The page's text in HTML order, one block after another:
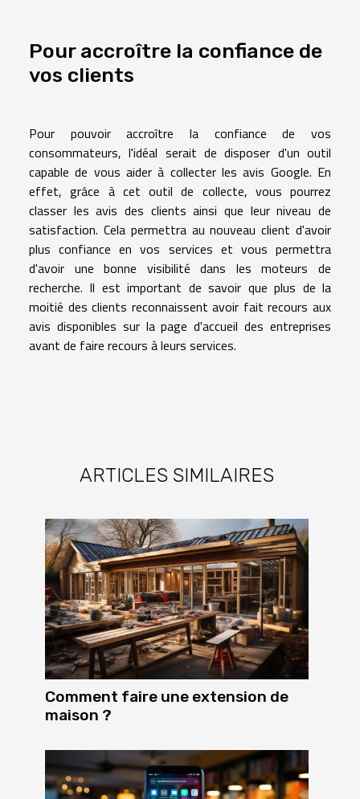
Pour accroître la confiance de
vos clients
Pour pouvoir accroître la confiance de vos
consommateurs, l'idéal serait de disposer d'un outil
capable de vous aider à collecter les avis Google. En
effet, grâce à cet outil de collecte, vous pourrez
classer les avis des clients ainsi que leur niveau de
satisfaction. Cela permettra au nouveau client d'avoir
plus confiance en vos services et vous permettra
d'avoir une bonne visibilité dans les moteurs de
recherche. Il est important de savoir que plus de la
moitié des clients reconnaissent avoir fait recours aux
avis disponibles sur la page d'accueil des entreprises
avant de faire recours à leurs services.
ARTICLES SIMILAIRES
Comment faire une extension de
maison ?